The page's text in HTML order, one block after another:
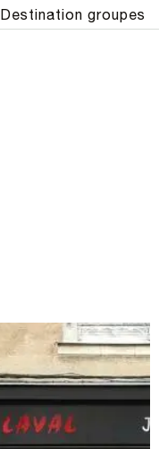
Destination groupes